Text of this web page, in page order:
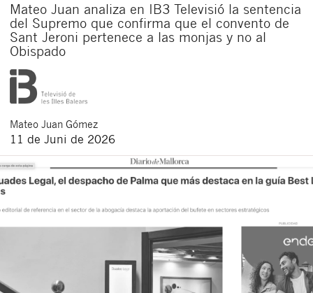
Mateo Juan analiza en IB3 Televisió la sentencia
del Supremo que confirma que el convento de
Sant Jeroni pertenece a las monjas y no al
Obispado
Mateo Juan Gómez
11 de Juni de 2026